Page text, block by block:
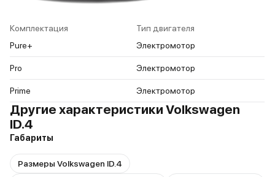
Комплектация
Тип двигателя
Pure+
Электромотор
Pro Электромотор
Prime Электромотор
Другие характеристики Volkswagen
ID.4
Габариты
Размеры Volkswagen ID.4